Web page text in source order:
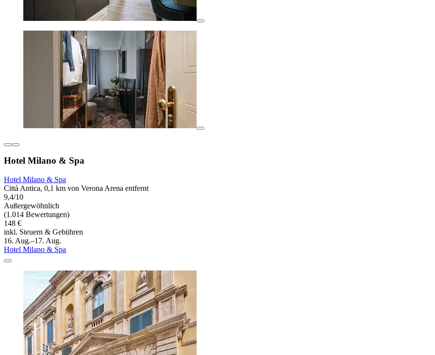
Hotel Milano & Spa
Hotel Milano & Spa
Città Antica, 0,1 km von Verona Arena entfernt
9,4/10
Außergewöhnlich
(1.014 Bewertungen)
148 €
inkl. Steuern & Gebühren
16. Aug.–17. Aug.
Hotel Milano & Spa